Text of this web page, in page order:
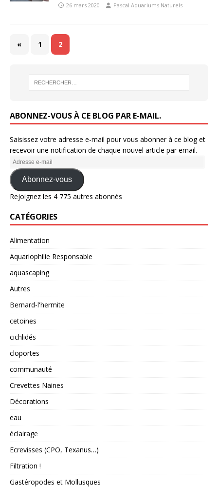
26 mars 2020 Pascal Aquariums Naturels
« 1 2
ABONNEZ-VOUS À CE BLOG PAR E-MAIL.
Saisissez votre adresse e-mail pour vous abonner à ce blog et
recevoir une notification de chaque nouvel article par email.
Abonnez-vous
Rejoignez les 4 775 autres abonnés
CATÉGORIES
Alimentation
Aquariophilie Responsable
aquascaping
Autres
Bernard-l'hermite
cetoines
cichlidés
cloportes
communauté
Crevettes Naines
Décorations
eau
éclairage
Ecrevisses (CPO, Texanus…)
Filtration !
Gastéropodes et Mollusques